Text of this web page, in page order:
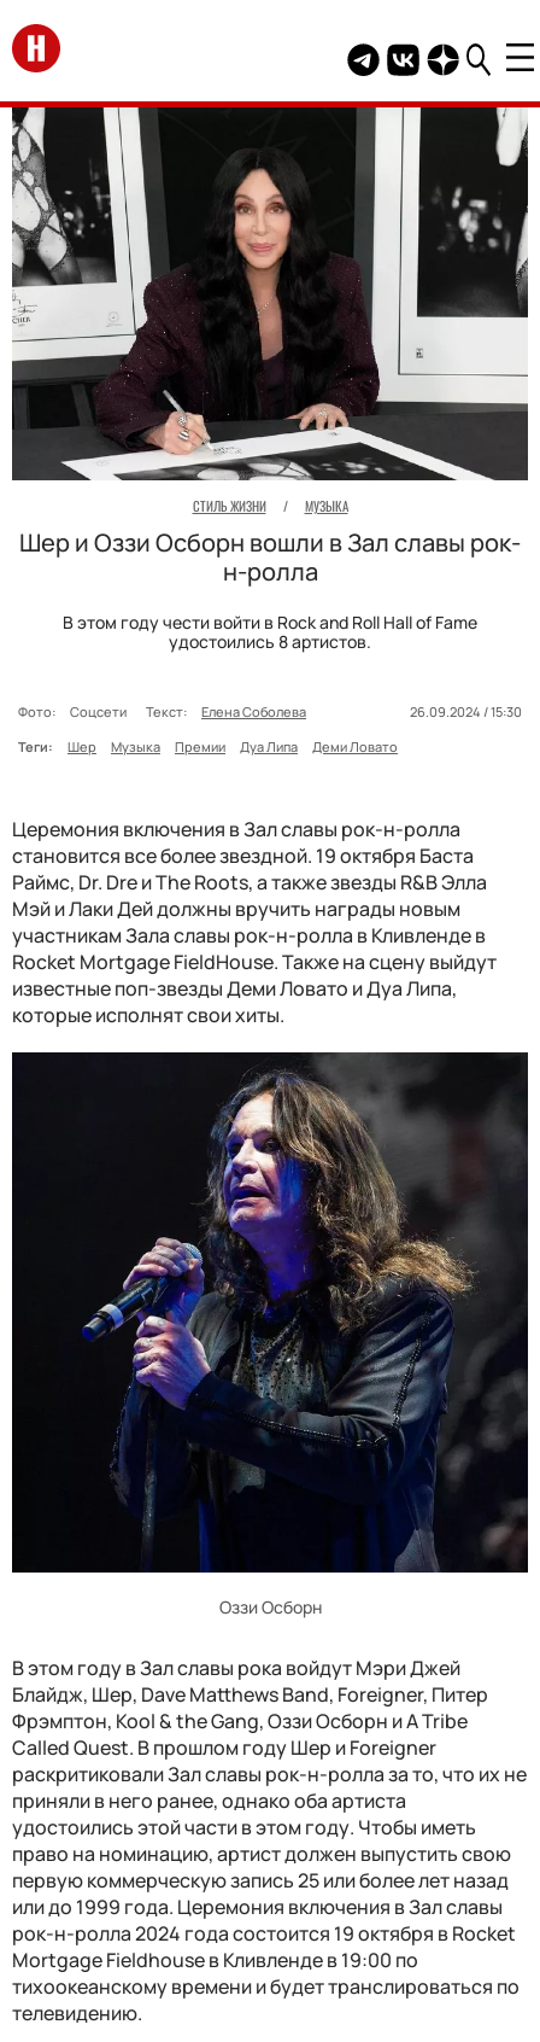
Перейти на главную
Telegram канал
Группа HELLO
Канал
СТИЛЬ ЖИЗНИ / МУЗЫКА
Шер и Оззи Осборн вошли в Зал славы рок-
н-ролла
В этом году чести войти в Rock and Roll Hall of Fame
удостоились 8 артистов.
Фото: Соцсети Текст: Елена Соболева
26.09.2024 / 15:30
Теги:
Шер Музыка Премии Дуа Липа Деми Ловато
Церемония включения в Зал славы рок-н-ролла
становится все более звездной. 19 октября Баста
Раймс, Dr. Dre и The Roots, а также звезды R&B Элла
Мэй и Лаки Дей должны вручить награды новым
участникам Зала славы рок-н-ролла в Кливленде в
Rocket Mortgage FieldHouse. Также на сцену выйдут
известные поп-звезды Деми Ловато и Дуа Липа,
которые исполнят свои хиты.
Оззи Осборн
В этом году в Зал славы рока войдут Мэри Джей
Блайдж, Шер, Dave Matthews Band, Foreigner, Питер
Фрэмптон, Kool & the Gang, Оззи Осборн и A Tribe
Called Quest. В прошлом году Шер и Foreigner
раскритиковали Зал славы рок-н-ролла за то, что их не
приняли в него ранее, однако оба артиста
удостоились этой части в этом году. Чтобы иметь
право на номинацию, артист должен выпустить свою
первую коммерческую запись 25 или более лет назад
или до 1999 года. Церемония включения в Зал славы
рок-н-ролла 2024 года состоится 19 октября в Rocket
Mortgage Fieldhouse в Кливленде в 19:00 по
тихоокеанскому времени и будет транслироваться по
телевидению.